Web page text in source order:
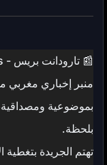
📰 تارودانت بريس - Taroudant Press
منبر إخباري مغربي
بموضوعية
بلحظة.
تهتم الجريدة بتغطية